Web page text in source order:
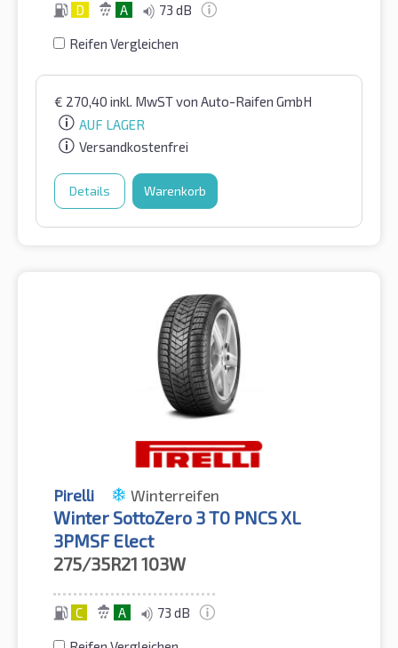
D A 73 dB
Reifen Vergleichen
€ 270,40 inkl. MwSTvon Auto-Raifen GmbH
AUF LAGER
Versandkostenfrei
Details Warenkorb
Pirelli Winterreifen
Winter SottoZero 3 T0 PNCS XL
3PMSF Elect
275/35R21 103W
C A 73 dB